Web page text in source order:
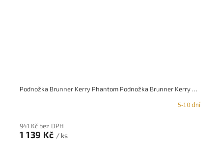
Podnožka Brunner Kerry Phantom Podnožka Brunner Kerry Phantom
5-10 dní
941 Kč bez DPH
1 139 Kč / ks